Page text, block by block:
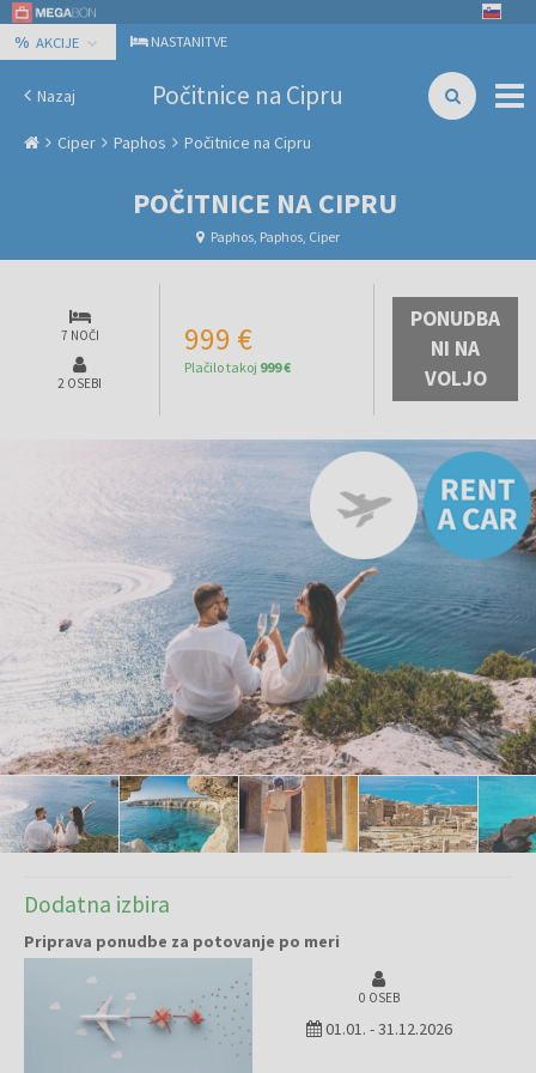
% AKCIJE NASTANITVE
Nazaj Počitnice na Cipru
Ciper Paphos Počitnice na Cipru
POČITNICE NA CIPRU
Paphos, Paphos, Ciper
7 NOČI
2 OSEBI
999 €
Plačilo takoj 999 €
PONUDBA
NI NA
VOLJO
Dodatna izbira
Priprava ponudbe za potovanje po meri
0 OSEB
01.01. -31.12.2026